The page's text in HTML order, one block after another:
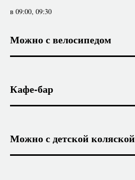
в 09:00, 09:30
Можно с велосипедом
Кафе-бар
Можно с детской коляской